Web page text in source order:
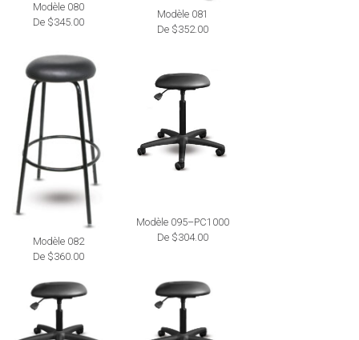
Modèle 080
De $345.00
Modèle 081
De $352.00
Modèle 082
De $360.00
Modèle 095–PC1000
De $304.00